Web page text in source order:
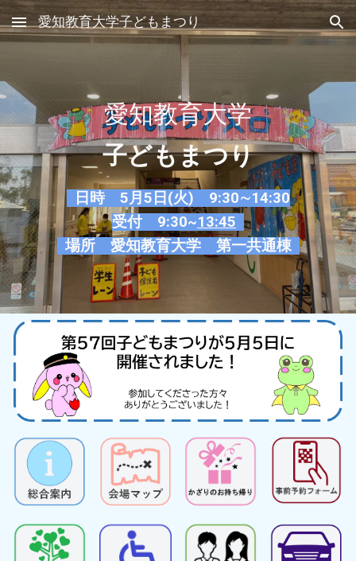
Skip to main content Skip to navigation
愛知教育大学子どもまつり
愛知教育大学
子どもまつり
日時 5月5日(火) 9:30∼14:30
受付 9:30~13:45
場所 愛知教育大学 第一共通棟